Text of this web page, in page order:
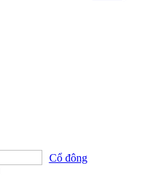
Cổ đông